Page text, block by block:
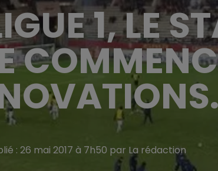
1, LE
: 26 mai 2017 à 7h50 par La rédaction